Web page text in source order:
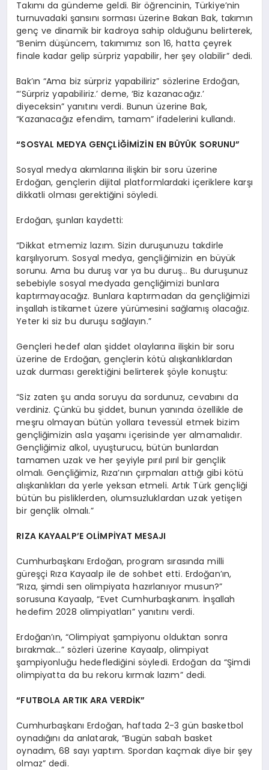
Takımı da gündeme geldi. Bir öğrencinin, Türkiye’nin
turnuvadaki şansını sorması üzerine Bakan Bak, takımın
genç ve dinamik bir kadroya sahip olduğunu belirterek,
“Benim düşüncem, takımımız son 16, hatta çeyrek
finale kadar gelip sürpriz yapabilir, her şey olabilir” dedi.
Bak’ın “Ama biz sürpriz yapabiliriz” sözlerine Erdoğan,
“‘Sürpriz yapabiliriz.’ deme, ‘Biz kazanacağız.’
diyeceksin” yanıtını verdi. Bunun üzerine Bak,
“Kazanacağız efendim, tamam” ifadelerini kullandı.
“SOSYAL MEDYA GENÇLİĞİMİZİN EN BÜYÜK SORUNU”
Sosyal medya akımlarına ilişkin bir soru üzerine
Erdoğan, gençlerin dijital platformlardaki içeriklere karşı
dikkatli olması gerektiğini söyledi.
Erdoğan, şunları kaydetti:
“Dikkat etmemiz lazım. Sizin duruşunuzu takdirle
karşılıyorum. Sosyal medya, gençliğimizin en büyük
sorunu. Ama bu duruş var ya bu duruş… Bu duruşunuz
sebebiyle sosyal medyada gençliğimizi bunlara
kaptırmayacağız. Bunlara kaptırmadan da gençliğimizi
inşallah istikamet üzere yürümesini sağlamış olacağız.
Yeter ki siz bu duruşu sağlayın.”
Gençleri hedef alan şiddet olaylarına ilişkin bir soru
üzerine de Erdoğan, gençlerin kötü alışkanlıklardan
uzak durması gerektiğini belirterek şöyle konuştu:
“Siz zaten şu anda soruyu da sordunuz, cevabını da
verdiniz. Çünkü bu şiddet, bunun yanında özellikle de
meşru olmayan bütün yollara tevessül etmek bizim
gençliğimizin asla yaşamı içerisinde yer almamalıdır.
Gençliğimiz alkol, uyuşturucu, bütün bunlardan
tamamen uzak ve her şeyiyle pırıl pırıl bir gençlik
olmalı. Gençliğimiz, Rıza’nın çırpmaları attığı gibi kötü
alışkanlıkları da yerle yeksan etmeli. Artık Türk gençliği
bütün bu pisliklerden, olumsuzluklardan uzak yetişen
bir gençlik olmalı.”
RIZA KAYAALP’E OLİMPİYAT MESAJI
Cumhurbaşkanı Erdoğan, program sırasında milli
güreşçi Rıza Kayaalp ile de sohbet etti. Erdoğan’ın,
“Rıza, şimdi sen olimpiyata hazırlanıyor musun?”
sorusuna Kayaalp, “Evet Cumhurbaşkanım. İnşallah
hedefim 2028 olimpiyatları” yanıtını verdi.
Erdoğan’ın, “Olimpiyat şampiyonu olduktan sonra
bırakmak…” sözleri üzerine Kayaalp, olimpiyat
şampiyonluğu hedeflediğini söyledi. Erdoğan da “Şimdi
olimpiyatta da bu rekoru kırmak lazım” dedi.
“FUTBOLA ARTIK ARA VERDİK”
Cumhurbaşkanı Erdoğan, haftada 2-3 gün basketbol
oynadığını da anlatarak, “Bugün sabah basket
oynadım, 68 sayı yaptım. Spordan kaçmak diye bir şey
olmaz” dedi.